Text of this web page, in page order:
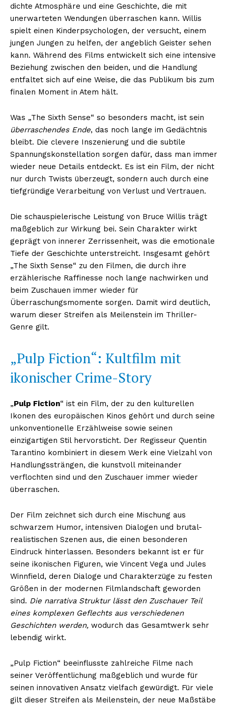
dichte Atmosphäre und eine Geschichte, die mit
unerwarteten Wendungen überraschen kann. Willis
spielt einen Kinderpsychologen, der versucht, einem
jungen Jungen zu helfen, der angeblich Geister sehen
kann. Während des Films entwickelt sich eine intensive
Beziehung zwischen den beiden, und die Handlung
entfaltet sich auf eine Weise, die das Publikum bis zum
finalen Moment in Atem hält.
Was „The Sixth Sense“ so besonders macht, ist sein
überraschendes Ende, das noch lange im Gedächtnis
bleibt. Die clevere Inszenierung und die subtile
Spannungskonstellation sorgen dafür, dass man immer
wieder neue Details entdeckt. Es ist ein Film, der nicht
nur durch Twists überzeugt, sondern auch durch eine
tiefgründige Verarbeitung von Verlust und Vertrauen.
Die schauspielerische Leistung von Bruce Willis trägt
maßgeblich zur Wirkung bei. Sein Charakter wirkt
geprägt von innerer Zerrissenheit, was die emotionale
Tiefe der Geschichte unterstreicht. Insgesamt gehört
„The Sixth Sense“ zu den Filmen, die durch ihre
erzählerische Raffinesse noch lange nachwirken und
beim Zuschauen immer wieder für
Überraschungsmomente sorgen. Damit wird deutlich,
warum dieser Streifen als Meilenstein im Thriller-
Genre gilt.
„Pulp Fiction“: Kultfilm mit
ikonischer Crime-Story
„Pulp Fiction“ ist ein Film, der zu den kulturellen
Ikonen des europäischen Kinos gehört und durch seine
unkonventionelle Erzählweise sowie seinen
einzigartigen Stil hervorsticht. Der Regisseur Quentin
Tarantino kombiniert in diesem Werk eine Vielzahl von
Handlungssträngen, die kunstvoll miteinander
verflochten sind und den Zuschauer immer wieder
überraschen.
Der Film zeichnet sich durch eine Mischung aus
schwarzem Humor, intensiven Dialogen und brutal-
realistischen Szenen aus, die einen besonderen
Eindruck hinterlassen. Besonders bekannt ist er für
seine ikonischen Figuren, wie Vincent Vega und Jules
Winnfield, deren Dialoge und Charakterzüge zu festen
Größen in der modernen Filmlandschaft geworden
sind. Die narrativa Struktur lässt den Zuschauer Teil
eines komplexen Geflechts aus verschiedenen
Geschichten werden, wodurch das Gesamtwerk sehr
lebendig wirkt.
„Pulp Fiction“ beeinflusste zahlreiche Filme nach
seiner Veröffentlichung maßgeblich und wurde für
seinen innovativen Ansatz vielfach gewürdigt. Für viele
gilt dieser Streifen als Meilenstein, der neue Maßstäbe